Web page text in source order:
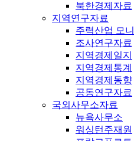
북한경제자료
지역연구자료
주력산업 모
조사연구자료
지역경제일지
지역경제통계
지역경제동향
공동연구자료
국외사무소자료
뉴욕사무소
워싱턴주재원